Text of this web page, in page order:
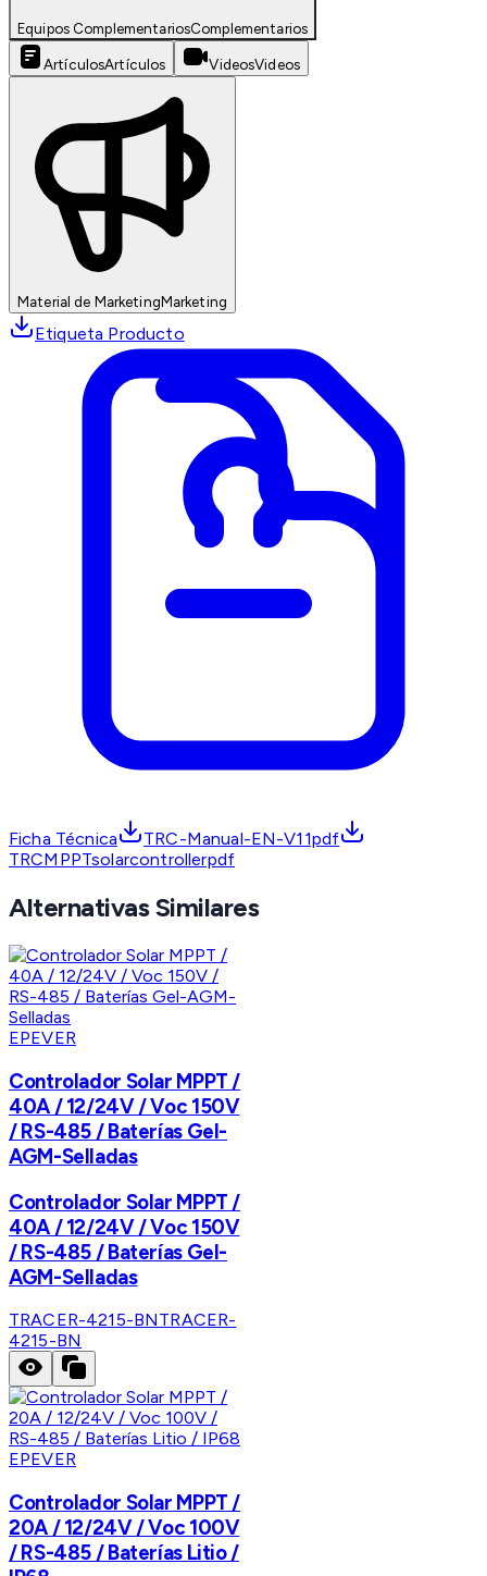
Equipos ComplementariosComplementarios
ArtículosArtículos VideosVideos
Material de MarketingMarketing
Etiqueta Producto
Ficha Técnica
TRC-Manual-EN-V11pdf
TRCMPPTsolarcontrollerpdf
Alternativas Similares
EPEVER
Controlador Solar MPPT /
40A / 12/24V / Voc 150V
/ RS-485 / Baterías Gel-
AGM-Selladas
Controlador Solar MPPT /
40A / 12/24V / Voc 150V
/ RS-485 / Baterías Gel-
AGM-Selladas
TRACER-4215-BNTRACER-
4215-BN
EPEVER
Controlador Solar MPPT /
20A / 12/24V / Voc 100V
/ RS-485 / Baterías Litio /